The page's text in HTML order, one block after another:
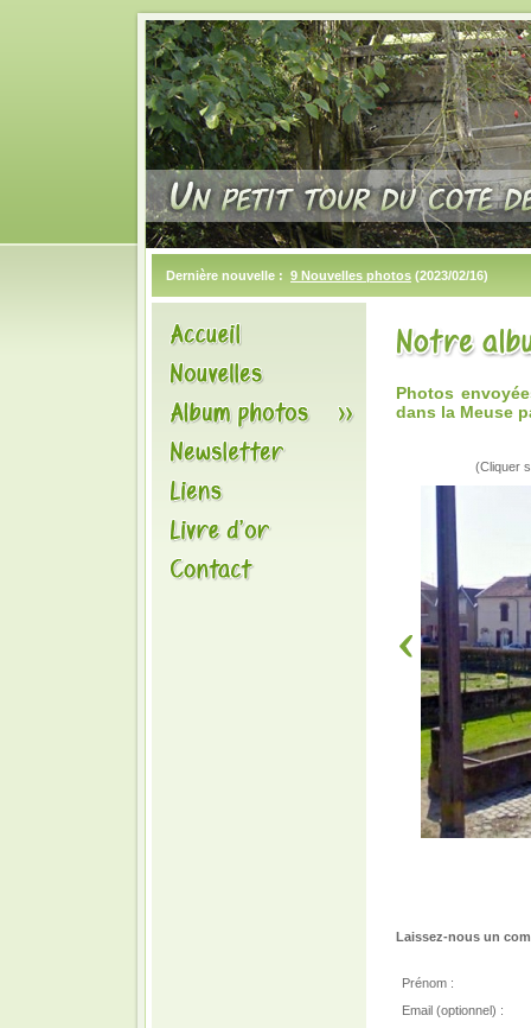
Dernière nouvelle : 9 Nouvelles photos (2023/02/16)
Photos
dans la Meuse
(Cliquer
Laissez-nous un
Prénom :
Email (optionnel) :